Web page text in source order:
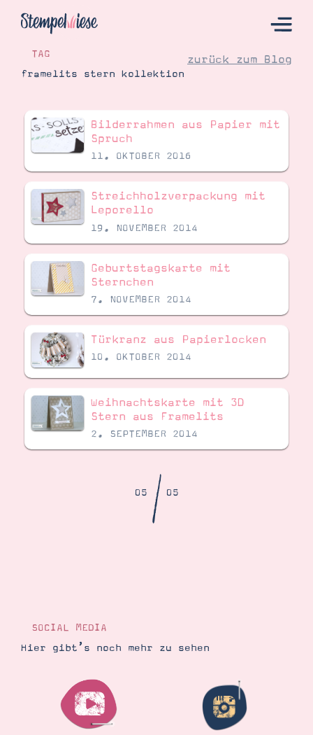
Hier Starten
Katalog
Bestellen
Demonstrator werden
Blog
Gutscheine
Produkte erklärt
Über mich
Ordnungstipps
TAG
framelits stern kollektion
zurück zum Blog
Bilderrahmen aus Papier mit
Spruch
11. OKTOBER 2016
Streichholzverpackung mit
Leporello
19. NOVEMBER 2014
Geburtstagskarte mit
Sternchen
7. NOVEMBER 2014
Türkranz aus Papierlocken
10. OKTOBER 2014
Weihnachtskarte mit 3D
Stern aus Framelits
2. SEPTEMBER 2014
05/05
SOCIAL MEDIA
Hier gibt’s noch mehr zu sehen